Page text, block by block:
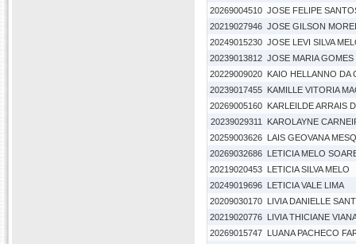
20269004510 JOSE FELIPE
20219027946 JOSE GILSON
20249015230 JOSE LEVI SILVA
20239013812 JOSE MARIA GOMES
20229009020 KAIO HELLANNO DA
20239017455 KAMILLE VITORIA
20269005160 KARLEILDE ARRAIS
20239029311
KAROLAYNE
20259003626 LAIS GEOVANA
20269032686 LETICIA MELO
20219020453 LETICIA SILVA MELO
20249019696 LETICIA VALE LIMA
20209030170 LIVIA DANIELLE
20219020776 LIVIA THICIANE
20269015747 LUANA PACHECO